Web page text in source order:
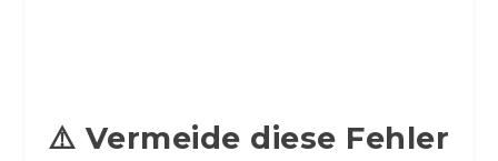
⚠️ Vermeide diese Fehler